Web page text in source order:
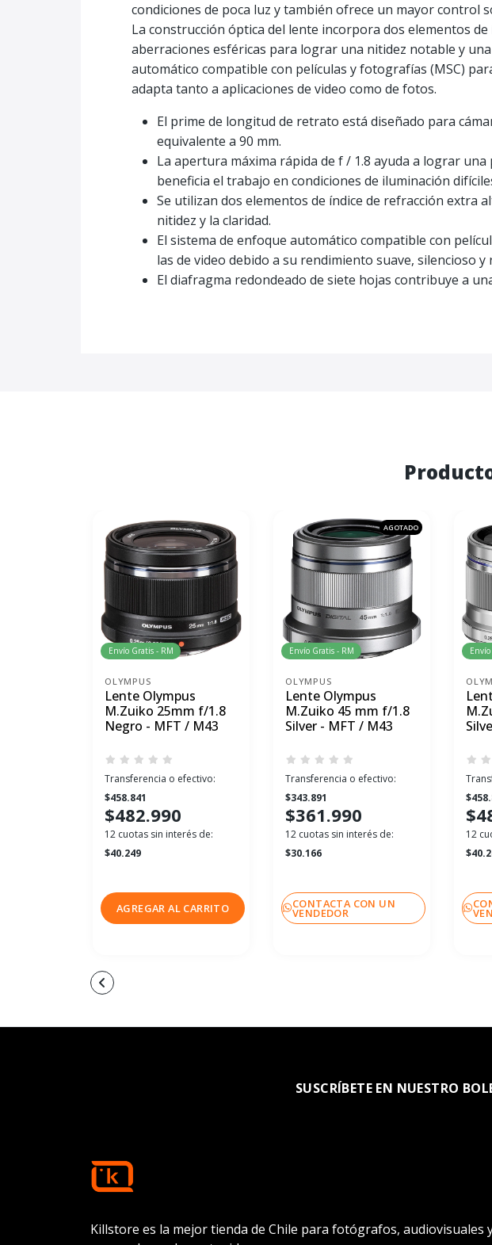
condiciones de poca luz y también ofrece un mayor control
La construcción óptica del lente incorpora dos elementos
aberraciones esféricas para lograr una nitidez notable y
automático compatible con películas y fotografías (MSC)
adapta tanto a aplicaciones de video como de fotos.
El prime de longitud de retrato está diseñado para
equivalente a 90 mm.
La apertura máxima rápida de f / 1.8 ayuda a lograr
beneficia el trabajo en condiciones de iluminación
Se utilizan dos elementos de índice de refracción
nitidez y la claridad.
El sistema de enfoque automático compatible con
las de video debido a su rendimiento suave, silencioso y
El diafragma redondeado de siete hojas contribuye a
Envío Gratis - RM
OLYMPUS
Lente Olympus
M.Zuiko 25mm f/1.8
Negro - MFT / M43
Transferencia o efectivo:
$458.841
$482.990
12 cuotas sin interés de:
$40.249
AGREGAR AL CARRITO
AGOTADO
Envío Gratis - RM
OLYMPUS
Lente Olympus
M.Zuiko 45 mm f/1.8
Silver - MFT / M43
Transferencia o efectivo:
$343.891
$361.990
12 cuotas sin interés de:
$30.166
CONTACTA CON UN
VENDEDOR
12
SUSCRÍBETE EN NUESTRO
Killstore es la mejor tienda de Chile para fotógrafos, audiovisuales